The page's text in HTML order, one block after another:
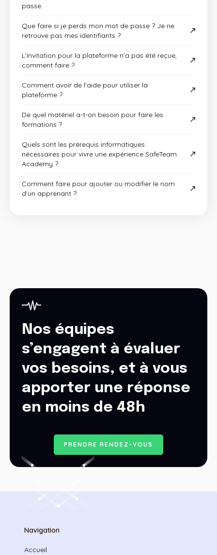
passe
Que faire si je perds mon mot de passe ? Je ne
retrouve pas mes identifiants ?
L’invitation pour la plateforme n'a pas été reçue,
comment faire ?
Comment avoir de l’aide pour utiliser la
plateforme ?
De quel matériel a-t-on besoin pour faire les
formations ?
Quels sont les prérequis informatiques
nécessaires pour vivre une expérience SafeTeam
Academy ?
Comment faire pour ajouter ou modifier le nom
d’un apprenant ?
Nos équipes
s’engagent à évaluer
vos besoins, et à vous
apporter une réponse
en moins de 48h
P RE ND RE RE ND E Z - VO US
Navigation
Accueil